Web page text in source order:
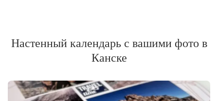
Настенный календарь с вашими фото в
Канске